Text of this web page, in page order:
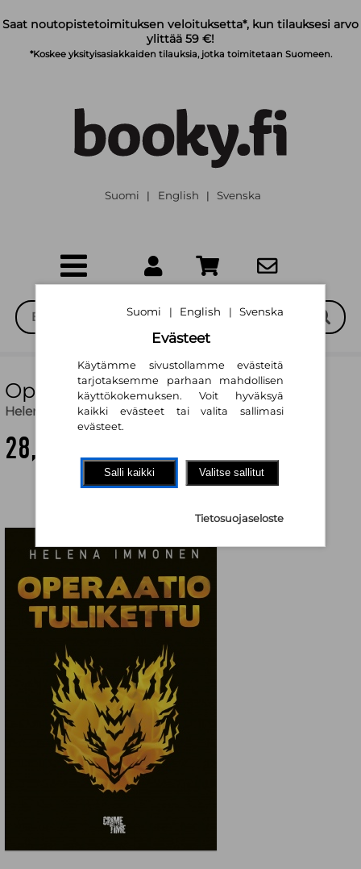
Saat noutopistetoimituksen veloituksetta*, kun tilauksesi arvo
ylittää 59 €!
*Koskee yksityisasiakkaiden tilauksia, jotka toimitetaan Suomeen.
Suomi | English | Svenska
Operaatio Tulikettu
Helena Immonen
28,50 €
Suomi | English | Svenska
Evästeet
Käytämme sivustollamme evästeitä
tarjotaksemme parhaan mahdollisen
käyttökokemuksen. Voit hyväksyä
kaikki evästeet tai valita sallimasi
evästeet.
Salli kaikki Valitse sallitut
Tietosuojaseloste